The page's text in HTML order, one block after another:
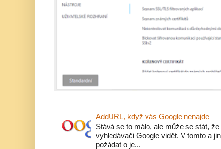
AddURL, když vás Google nenajde
Stává se to málo, ale může se stát,
vyhledávači Google vidět. V tomto a
požádat o je...